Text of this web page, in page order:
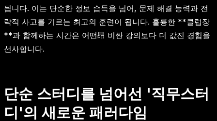
됩니다. 이는 단순한 정보 습득을 넘어, 문제 해결 능력과 전
략적 사고를 기르는 최고의 훈련이 됩니다. 훌륭한 **클럽장
**과 함께하는 시간은 어떤昂 비싼 강의보다 더 값진 경험을
선사합니다.
단순 스터디를 넘어선 '직무스터
디'의 새로운 패러다임